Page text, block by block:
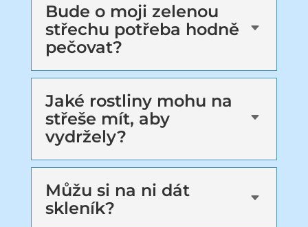
Bude o moji zelenou
střechu potřeba hodně
pečovat?
C
Jaké rostliny mohu na
střeše mít, aby
vydržely?
C
Můžu si na ni dát
skleník?
C